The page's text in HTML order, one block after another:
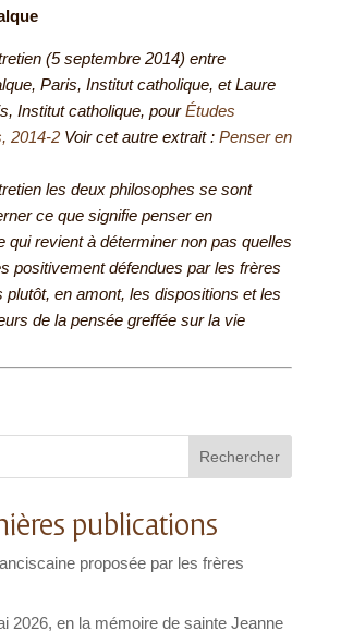
(5 septembre 2014) entre
Paris, Institut catholique, et Laure
Institut catholique, pourÉtudes
2014-2 Voir cet autre extrait : Penser en
les deux philosophes se sont
ce que signifie penser en
qui revient à déterminer non pas quelles
positivement défendues par les frères
plutôt, en amont, les dispositions et les
de la pensée greffée sur la vie
Rechercher
publications
proposée par les frères
2026, en la mémoire de sainte Jeanne